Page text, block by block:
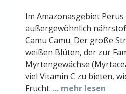
Im Amazonasgebiet
außergewöhnlich
Camu Camu. Der große
weißen Blüten, der zur
Myrtengewächse
viel Vitamin C zu bieten,
Frucht. ... mehr lesen